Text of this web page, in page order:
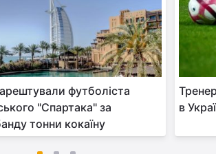
футболіста
"Спартака" за
тонни кокаїну
в